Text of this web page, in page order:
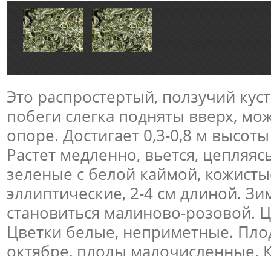
Это распростертый, ползучий
побеги слегка подняты вверх,
опоре. Достигает 0,3-0,8 м
Растет медленно, вьется,
зеленые с белой каймой,
эллиптические, 2-4 см длиной.
становиться малиново-розовой.
Цветки белые, неприметные.
октябре, плоды малочисленные.